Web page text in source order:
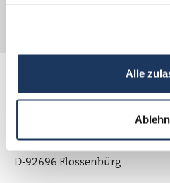
Alle
KZ-Gedenkstätte
Gedächtnisallee 5
D-92696 Flossenbürg